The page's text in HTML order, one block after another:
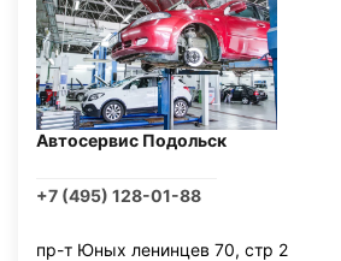
Автосервис Подольск
+7 (495) 128-01-88
пр-т Юных ленинцев 70, стр 2